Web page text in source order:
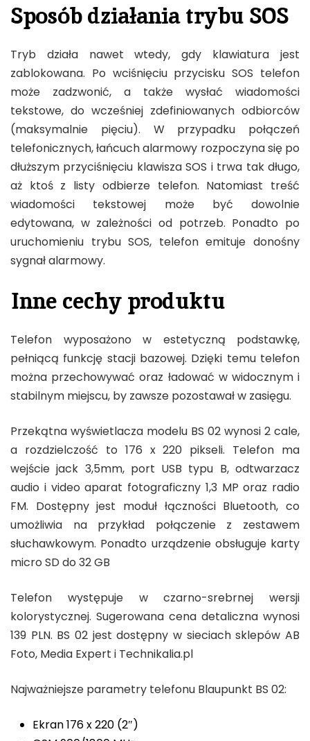
Sposób działania trybu SOS
Tryb działa nawet wtedy, gdy klawiatura jest
zablokowana. Po wciśnięciu przycisku SOS telefon
może zadzwonić, a także wysłać wiadomości
tekstowe, do wcześniej zdefiniowanych odbiorców
(maksymalnie pięciu). W przypadku połączeń
telefonicznych, łańcuch alarmowy rozpoczyna się po
dłuższym przyciśnięciu klawisza SOS i trwa tak długo,
aż ktoś z listy odbierze telefon. Natomiast treść
wiadomości tekstowej może być dowolnie
edytowana, w zależności od potrzeb. Ponadto po
uruchomieniu trybu SOS, telefon emituje donośny
sygnał alarmowy.
Inne cechy produktu
Telefon wyposażono w estetyczną podstawkę,
pełniącą funkcję stacji bazowej. Dzięki temu telefon
można przechowywać oraz ładować w widocznym i
stabilnym miejscu, by zawsze pozostawał w zasięgu.
Przekątna wyświetlacza modelu BS 02 wynosi 2 cale,
a rozdzielczość to 176 x 220 pikseli. Telefon ma
wejście jack 3,5mm, port USB typu B, odtwarzacz
audio i video aparat fotograficzny 1,3 MP oraz radio
FM. Dostępny jest moduł łączności Bluetooth, co
umożliwia na przykład połączenie z zestawem
słuchawkowym. Ponadto urządzenie obsługuje karty
micro SD do 32 GB
Telefon występuje w czarno-srebrnej wersji
kolorystycznej. Sugerowana cena detaliczna wynosi
139 PLN. BS 02 jest dostępny w sieciach sklepów AB
Foto, Media Expert i Technikalia.pl
Najważniejsze parametry telefonu Blaupunkt BS 02:
Ekran 176 x 220 (2″)